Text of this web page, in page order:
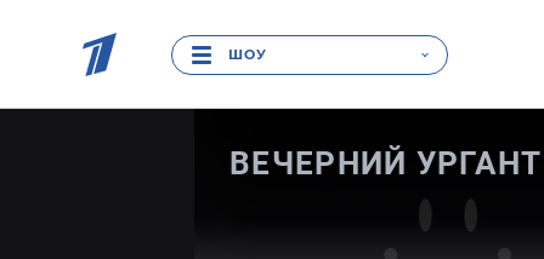
ШОУ
ВЕЧЕРНИЙ УРГАНТ